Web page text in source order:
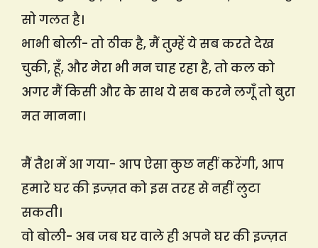
सो गलत है।
भाभी बोली- तो ठीक है, मैं तुम्हें ये सब करते देख
चुकी, हूँ, और मेरा भी मन चाह रहा है, तो कल को
अगर मैं किसी और के साथ ये सब करने लगूँ तो बुरा
मत मानना।
मैं तैश में आ गया- आप ऐसा कुछ नहीं करेंगी, आप
हमारे घर की इज्ज़त को इस तरह से नहीं लुटा
सकती।
वो बोली- अब जब घर वाले ही अपने घर की इज्ज़त